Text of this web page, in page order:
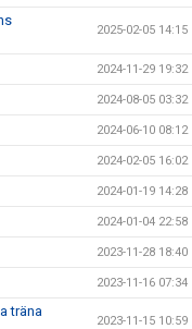
2025-02-05 14:15
2024-11-29 19:32
2024-08-05 03:32
2024-06-10 08:12
2024-02-05 16:02
2024-01-19 14:28
2024-01-04 22:58
2023-11-28 18:40
2023-11-16 07:34
träna
2023-11-15 10:59